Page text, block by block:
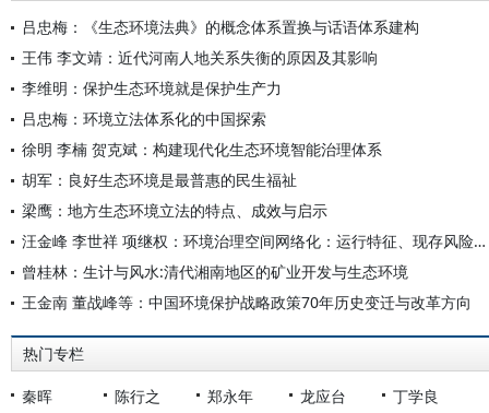
吕忠梅：《生态环境法典》的概念体系置换与话语体系建构
王伟 李文靖：近代河南人地关系失衡的原因及其影响
李维明：保护生态环境就是保护生产力
吕忠梅：环境立法体系化的中国探索
徐明 李楠 贺克斌：构建现代化生态环境智能治理体系
胡军：良好生态环境是最普惠的民生福祉
梁鹰：地方生态环境立法的特点、成效与启示
汪金峰 李世祥 项继权：环境治理空间网络化：运行特征、现存风险与完善路径
曾桂林：生计与风水:清代湘南地区的矿业开发与生态环境
王金南 董战峰等：中国环境保护战略政策70年历史变迁与改革方向
热门专栏
秦晖 陈行之 郑永年 龙应台
丁学良